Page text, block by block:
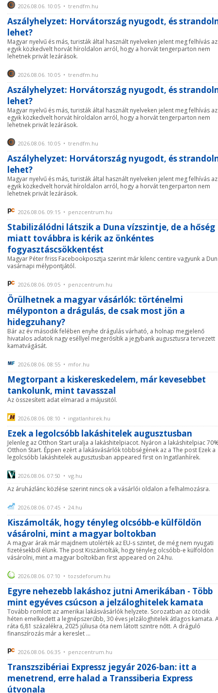
2026.08.06. 10:05 • trendfm.hu
Aszályhelyzet: Horvátország nyugodt, és
lehet?
Magyar nyelvű és más, turisták által használt nyelveken jelent meg felhívás az
egyik közkedvelt horvát híroldalon arról, hogy a horvát tengerparton nem
lehetnek privát lezárások.
2026.08.06. 10:05 • trendfm.hu
Aszályhelyzet: Horvátország nyugodt, és
lehet?
Magyar nyelvű és más, turisták által használt nyelveken jelent meg felhívás az
egyik közkedvelt horvát híroldalon arról, hogy a horvát tengerparton nem
lehetnek privát lezárások.
2026.08.06. 10:05 • trendfm.hu
Aszályhelyzet: Horvátország nyugodt, és
lehet?
Magyar nyelvű és más, turisták által használt nyelveken jelent meg felhívás az
egyik közkedvelt horvát híroldalon arról, hogy a horvát tengerparton nem
lehetnek privát lezárások.
2026.08.06. 09:15 • penzcentrum.hu
Stabilizálódni látszik a Duna vízszintje, de a hőség
miatt továbbra is kérik az önkéntes
fogyasztáscsökkentést
Magyar Péter friss Facebookposztja szerint már kilenc centire vagyunk a
vasárnapi mélypontjától.
2026.08.06. 09:05 • penzcentrum.hu
Örülhetnek a magyar vásárlók: történelmi
mélyponton a drágulás, de csak most jön a
hidegzuhany?
Bár az év második felében enyhe drágulás várható, a holnap megjelenő
hivatalos adatok nagy eséllyel megerősítik a jegybank augusztusra tervezett
kamatvágását.
2026.08.06. 08:55 • mfor.hu
Megtorpant a kiskereskedelem, már kevesebbet
tankolunk, mint tavasszal
Az összesített adat elmarad a májusitól.
2026.08.06. 08:10 • ingatlanhirek.hu
Ezek a legolcsóbb lakáshitelek augusztusban
Jelenleg az Otthon Start uralja a lakáshitelpiacot. Nyáron a lakáshitelpiac
Otthon Start. Éppen ezért a lakásvásárlók többségének az a The post Ezek a
legolcsóbb lakáshitelek augusztusban appeared first on Ingatlanhírek.
2026.08.06. 07:50 • vg.hu
Az áruházlánc közlése szerint nincs ok a vásárlói oldalon a felhalmozásra.
2026.08.06. 07:45 • 24.hu
Kiszámolták, hogy tényleg olcsóbb-e külföldön
vásárolni, mint a magyar boltokban
A magyar árak már majdnem utolérték az EU-s szintet, de még nem nyugati
fizetésekből élünk. The post Kiszámolták, hogy tényleg olcsóbb-e külföldön
vásárolni, mint a magyar boltokban first appeared on 24.hu.
2026.08.06. 07:10 • tozsdeforum.hu
Egyre nehezebb lakáshoz jutni Amerikában - Több
mint egyéves csúcson a jelzáloghitelek kamata
Tovább romlott az amerikai lakásvásárlók helyzete. Sorozatban az ötödik
héten emelkedett a legnépszerűbb, 30 éves jelzáloghitelek átlagos kamata.
ráta 6,81 százalékra, 2025 júliusa óta nem látott szintre nőtt. A dráguló
finanszírozás már a kereslet ...
2026.08.06. 06:35 • penzcentrum.hu
Transzszibériai Expressz jegyár 2026-ban: itt a
menetrend, erre halad a Transsiberia Express
útvonala